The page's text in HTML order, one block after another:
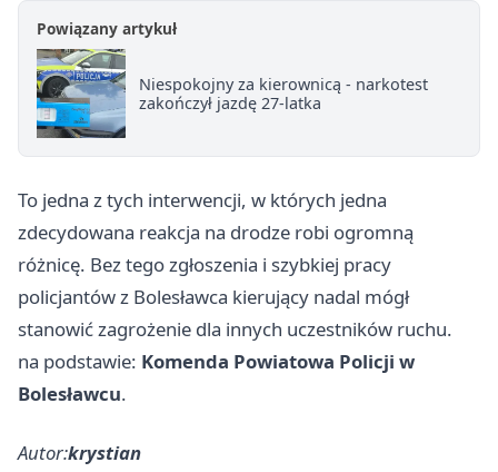
Powiązany artykuł
Niespokojny za kierownicą - narkotest
zakończył jazdę 27-latka
To jedna z tych interwencji, w których jedna
zdecydowana reakcja na drodze robi ogromną
różnicę. Bez tego zgłoszenia i szybkiej pracy
policjantów z Bolesławca kierujący nadal mógł
stanowić zagrożenie dla innych uczestników ruchu.
na podstawie: Komenda Powiatowa Policji w
Bolesławcu.
Autor:krystian